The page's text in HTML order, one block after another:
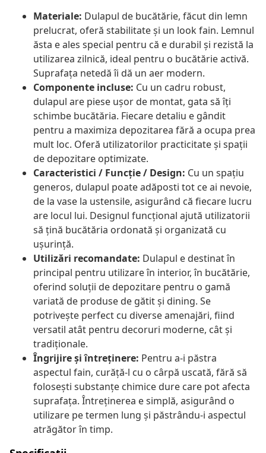
Materiale: Dulapul de bucătărie, făcut din lemn
prelucrat, oferă stabilitate și un look fain. Lemnul
ăsta e ales special pentru că e durabil și rezistă la
utilizarea zilnică, ideal pentru o bucătărie activă.
Suprafața netedă îi dă un aer modern.
Componente incluse: Cu un cadru robust,
dulapul are piese ușor de montat, gata să îți
schimbe bucătăria. Fiecare detaliu e gândit
pentru a maximiza depozitarea fără a ocupa prea
mult loc. Oferă utilizatorilor practicitate și spații
de depozitare optimizate.
Caracteristici / Funcție / Design: Cu un spațiu
generos, dulapul poate adăposti tot ce ai nevoie,
de la vase la ustensile, asigurând că fiecare lucru
are locul lui. Designul funcțional ajută utilizatorii
să țină bucătăria ordonată și organizată cu
ușurință.
Utilizări recomandate: Dulapul e destinat în
principal pentru utilizare în interior, în bucătărie,
oferind soluții de depozitare pentru o gamă
variată de produse de gătit și dining. Se
potrivește perfect cu diverse amenajări, fiind
versatil atât pentru decoruri moderne, cât și
tradiționale.
Îngrijire și întreținere: Pentru a-i păstra
aspectul fain, curăță-l cu o cârpă uscată, fără să
folosești substanțe chimice dure care pot afecta
suprafața. Întreținerea e simplă, asigurând o
utilizare pe termen lung și păstrându-i aspectul
atrăgător în timp.